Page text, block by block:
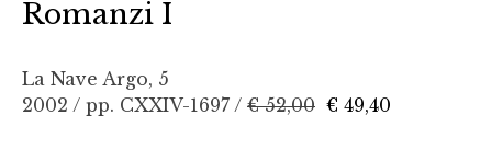
Romanzi I
La Nave Argo, 5
2002 / pp. CXXIV-1697 / € 52,00 € 49,40